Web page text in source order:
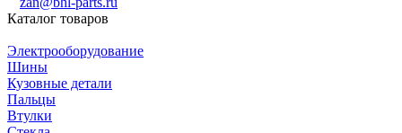
Каталог товаров
Электрооборудование
Шины
Кузовные детали
Пальцы
Втулки